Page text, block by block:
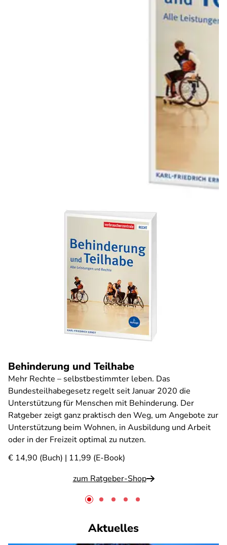
Behinderung und Teilhabe
Mehr Rechte – selbstbestimmter leben. Das
Bundesteilhabegesetz regelt seit Januar 2020 die
Unterstützung für Menschen mit Behinderung. Der
Ratgeber zeigt ganz praktisch den Weg, um Angebote zur
Unterstützung beim Wohnen, in Ausbildung und Arbeit
oder in der Freizeit optimal zu nutzen.
€ 14,90 (Buch) | 11,99 (E-Book)
zum Ratgeber-Shop
Aktuelles